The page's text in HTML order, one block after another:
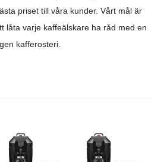
priset till våra kunder. Vårt mål är
låta varje kaffeälskare ha råd med en
kafferosteri.